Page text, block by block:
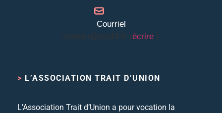
Courriel
contact@atu34.fr (écrire )
> L’ASSOCIATION TRAIT D’UNION
L’Association Trait d’Union a pour vocation la